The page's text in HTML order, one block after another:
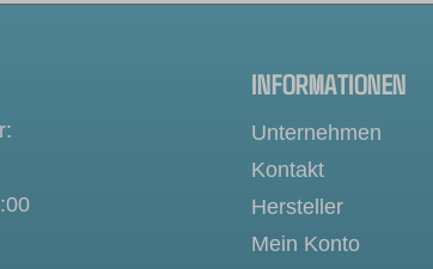
INFORMATIONEN
Unternehmen
Kontakt
Hersteller
Mein Konto